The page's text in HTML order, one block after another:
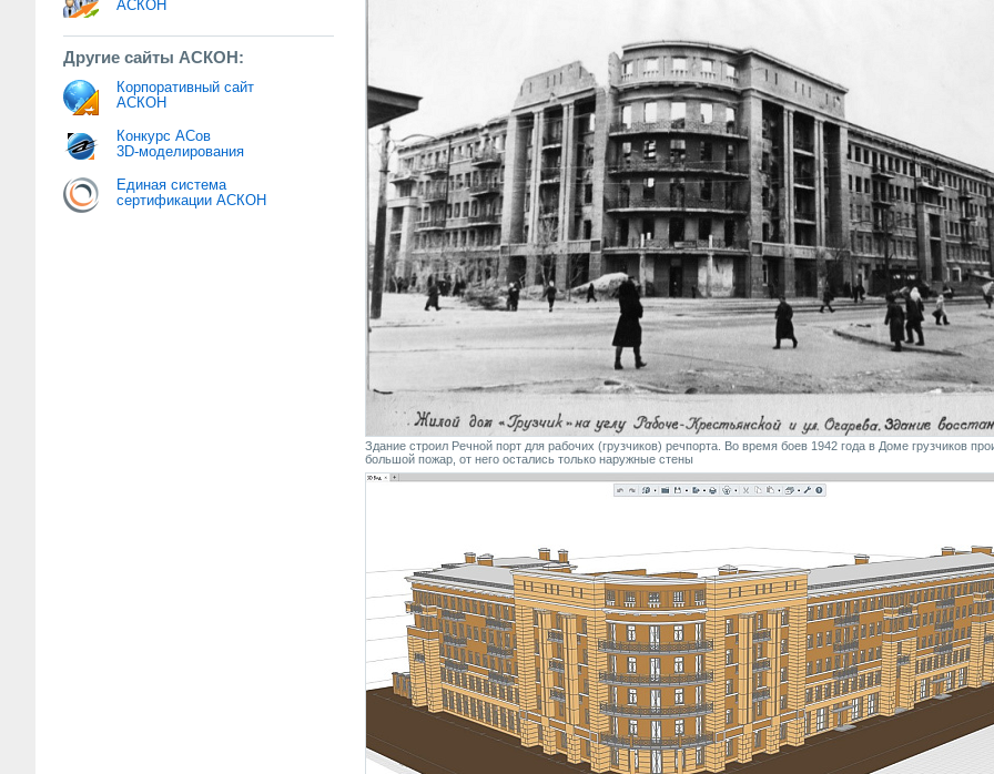
АСКОН
Другие сайты АСКОН:
Корпоративный сайт
АСКОН
Конкурс АСов
3D-моделирования
Единая система
сертификации АСКОН
Здание строил Речной порт для рабочих (грузчиков) речпорта. Во время боев 1942 года в Доме грузчиков
большой пожар, от него остались только наружные стены